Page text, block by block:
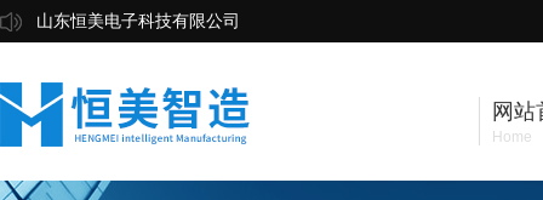
山东恒美电子科技有限公司
网站
Home